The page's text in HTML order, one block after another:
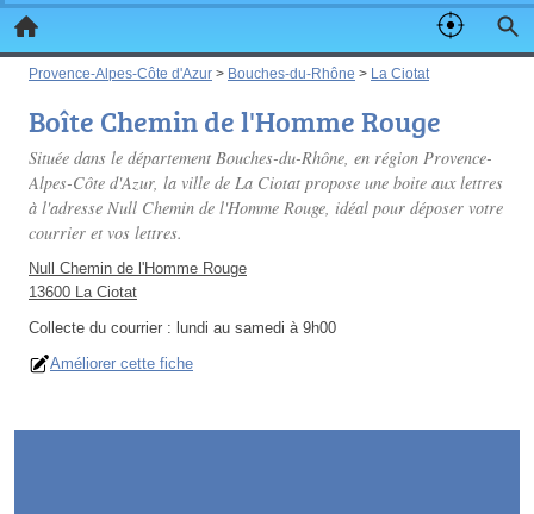
Provence-Alpes-Côte d'Azur > Bouches-du-Rhône > La Ciotat
Boîte Chemin de l'Homme Rouge
Située dans le département Bouches-du-Rhône, en région Provence-
Alpes-Côte d'Azur, la ville de La Ciotat propose une boite aux lettres
à l'adresse Null Chemin de l'Homme Rouge, idéal pour déposer votre
courrier et vos lettres.
Null Chemin de l'Homme Rouge
13600 La Ciotat
Collecte du courrier : lundi au samedi à 9h00
Améliorer cette fiche